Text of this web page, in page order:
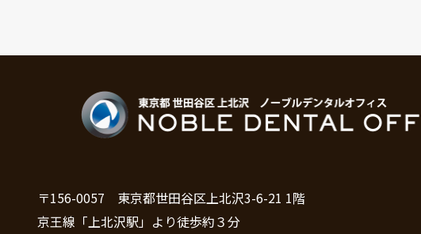
〒156-0057 東京都世田谷区上北沢3-6-21 1階
京王線「上北沢駅」より徒歩約３分